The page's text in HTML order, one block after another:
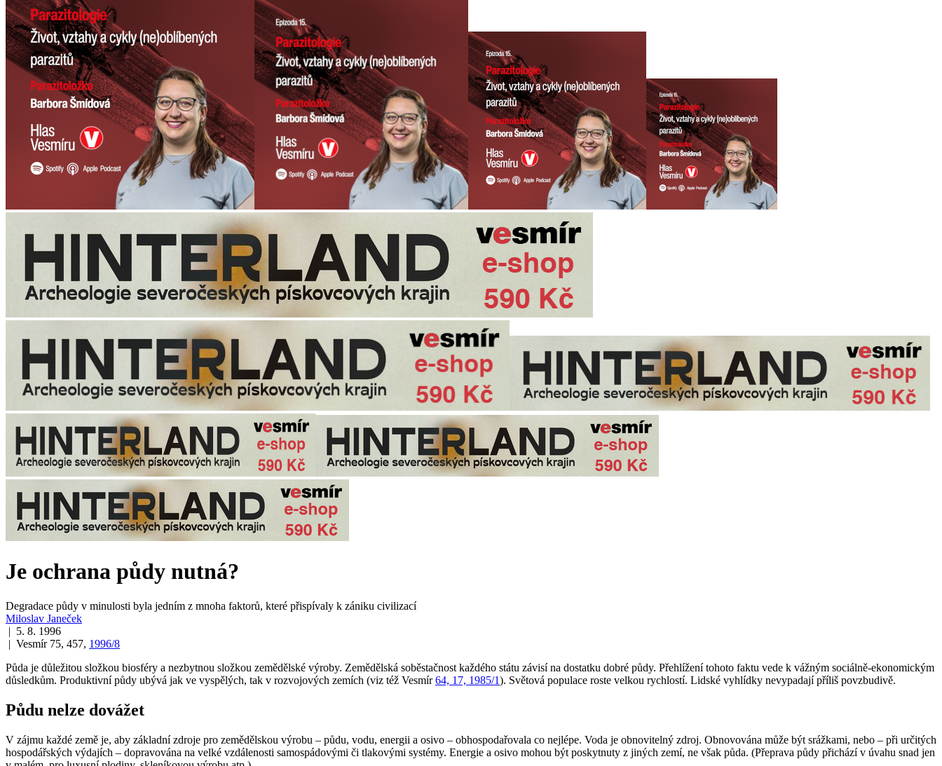
Je ochrana půdy nutná?
Degradace půdy v minulosti byla jedním z mnoha faktorů, které přispívaly k zániku civilizací
Miloslav Janeček
| 5. 8. 1996
| Vesmír 75, 457, 1996/8
Půda je důležitou složkou biosféry a nezbytnou složkou zemědělské výroby. Zemědělská soběstačnost každého státu závisí na dostatku dobré půdy. Přehlížení tohoto faktu vede k vážným sociálně-ekonomickým
důsledkům. Produktivní půdy ubývá jak ve vyspělých, tak v rozvojových zemích (viz též Vesmír64, 17, 1985/1). Světová populace roste velkou rychlostí. Lidské vyhlídky nevypadají příliš povzbudivě.
Půdu nelze dovážet
V zájmu každé země je, aby základní zdroje pro zemědělskou výrobu – půdu, vodu, energii a osivo – obhospodařovala co nejlépe. Voda je obnovitelný zdroj. Obnovována může být srážkami, nebo – při určitých
hospodářských výdajích – dopravována na velké vzdálenosti samospádovými či tlakovými systémy. Energie a osivo mohou být poskytnuty z jiných zemí, ne však půda. (Přeprava půdy přichází v úvahu snad jen